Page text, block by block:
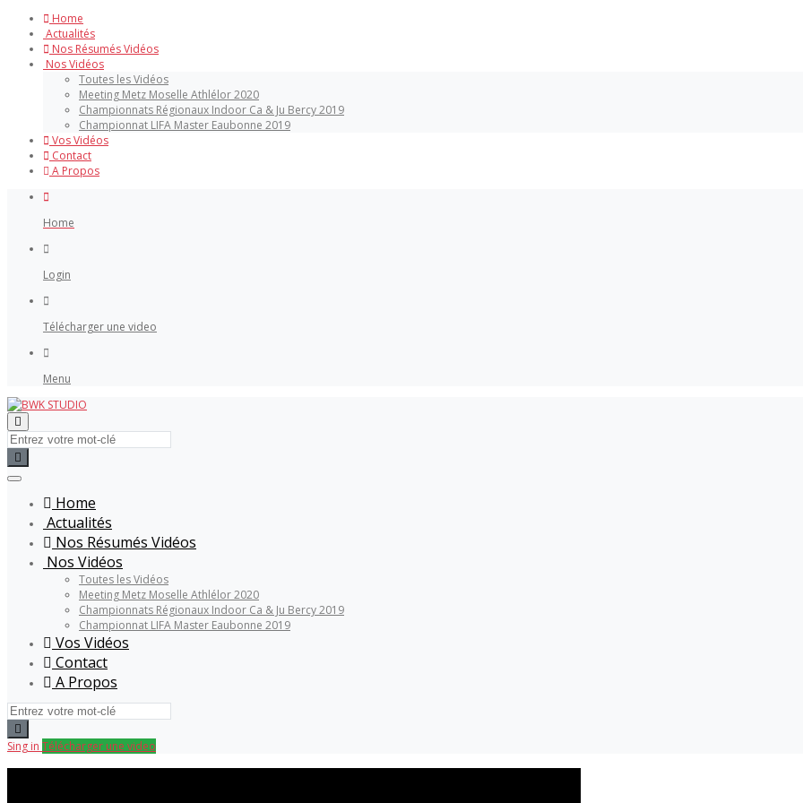
Home
Actualités
Nos Résumés Vidéos
Nos Vidéos
Toutes les Vidéos
Meeting Metz Moselle Athlélor 2020
Championnats Régionaux Indoor Ca & Ju Bercy 2019
Championnat LIFA Master Eaubonne 2019
Vos Vidéos
Contact
A Propos
Home
Login
Télécharger une video
Menu
Home
Actualités
Nos Résumés Vidéos
Nos Vidéos
Toutes les Vidéos
Meeting Metz Moselle Athlélor 2020
Championnats Régionaux Indoor Ca & Ju Bercy 2019
Championnat LIFA Master Eaubonne 2019
Vos Vidéos
Contact
A Propos
Sing in Télécharger une video